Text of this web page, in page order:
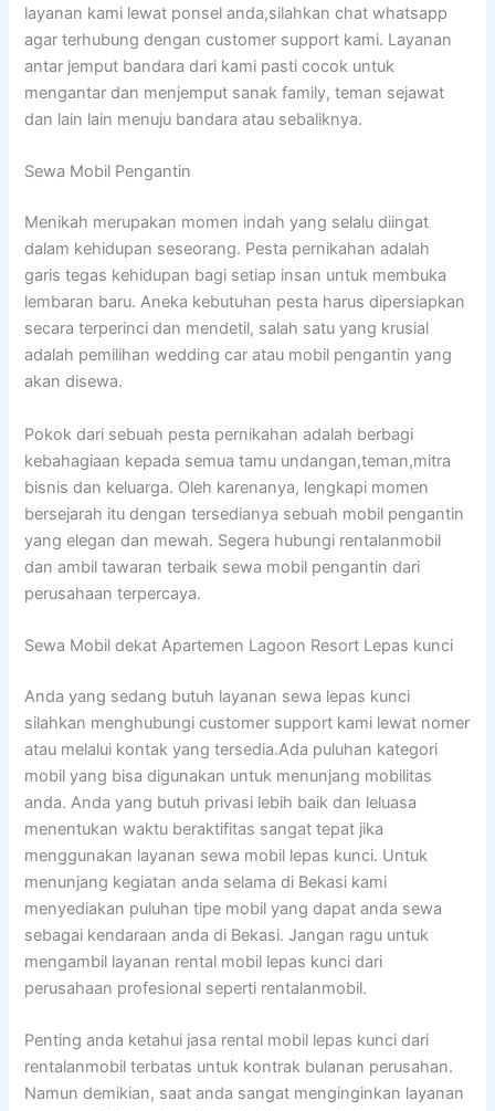
layanan kami lewat ponsel anda,silahkan chat whatsapp
agar terhubung dengan customer support kami. Layanan
antar jemput bandara dari kami pasti cocok untuk
mengantar dan menjemput sanak family, teman sejawat
dan lain lain menuju bandara atau sebaliknya.
Sewa Mobil Pengantin
Menikah merupakan momen indah yang selalu diingat
dalam kehidupan seseorang. Pesta pernikahan adalah
garis tegas kehidupan bagi setiap insan untuk membuka
lembaran baru. Aneka kebutuhan pesta harus dipersiapkan
secara terperinci dan mendetil, salah satu yang krusial
adalah pemilihan wedding car atau mobil pengantin yang
akan disewa.
Pokok dari sebuah pesta pernikahan adalah berbagi
kebahagiaan kepada semua tamu undangan,teman,mitra
bisnis dan keluarga. Oleh karenanya, lengkapi momen
bersejarah itu dengan tersedianya sebuah mobil pengantin
yang elegan dan mewah. Segera hubungi rentalanmobil
dan ambil tawaran terbaik sewa mobil pengantin dari
perusahaan terpercaya.
Sewa Mobil dekat Apartemen Lagoon Resort Lepas kunci
Anda yang sedang butuh layanan sewa lepas kunci
silahkan menghubungi customer support kami lewat nomer
atau melalui kontak yang tersedia.Ada puluhan kategori
mobil yang bisa digunakan untuk menunjang mobilitas
anda. Anda yang butuh privasi lebih baik dan leluasa
menentukan waktu beraktifitas sangat tepat jika
menggunakan layanan sewa mobil lepas kunci. Untuk
menunjang kegiatan anda selama di Bekasi kami
menyediakan puluhan tipe mobil yang dapat anda sewa
sebagai kendaraan anda di Bekasi. Jangan ragu untuk
mengambil layanan rental mobil lepas kunci dari
perusahaan profesional seperti rentalanmobil.
Penting anda ketahui jasa rental mobil lepas kunci dari
rentalanmobil terbatas untuk kontrak bulanan perusahan.
Namun demikian, saat anda sangat menginginkan layanan